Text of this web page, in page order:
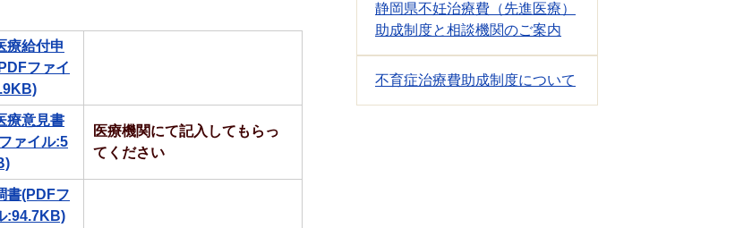
療給付申
ファイ
療意見書
ァイル:5
医療機関にて記入してもらっ
てください
書(PDFフ
:94.7KB)
静岡県不妊治療費（先進医療）
助成制度と相談機関のご案内
不育症治療費助成制度について